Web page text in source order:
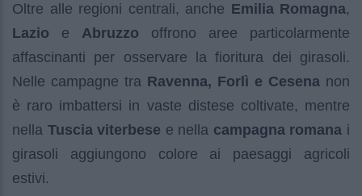
Oltre alle regioni centrali, anche Emilia Romagna,
Lazio e Abruzzo offrono aree particolarmente
affascinanti per osservare la fioritura dei girasoli.
Nelle campagne tra Ravenna, Forlì e Cesena non
è raro imbattersi in vaste distese coltivate, mentre
nella Tuscia viterbese e nella campagna romana i
girasoli aggiungono colore ai paesaggi agricoli
estivi.